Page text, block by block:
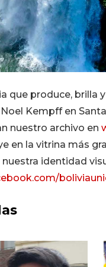
que produce, brilla
Kempff en
nuestro archivo en
en la vitrina más
identidad